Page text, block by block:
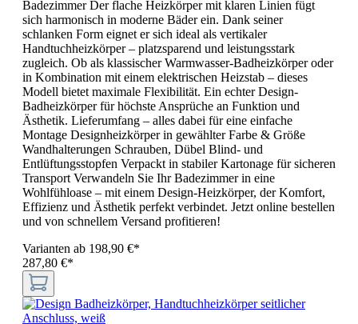
Badezimmer Der flache Heizkörper mit klaren Linien fügt
sich harmonisch in moderne Bäder ein. Dank seiner
schlanken Form eignet er sich ideal als vertikaler
Handtuchheizkörper – platzsparend und leistungsstark
zugleich. Ob als klassischer Warmwasser-Badheizkörper oder
in Kombination mit einem elektrischen Heizstab – dieses
Modell bietet maximale Flexibilität. Ein echter Design-
Badheizkörper für höchste Ansprüche an Funktion und
Ästhetik. Lieferumfang – alles dabei für eine einfache
Montage Designheizkörper in gewählter Farbe & Größe
Wandhalterungen Schrauben, Dübel Blind- und
Entlüftungsstopfen Verpackt in stabiler Kartonage für sicheren
Transport Verwandeln Sie Ihr Badezimmer in eine
Wohlfühloase – mit einem Design-Heizkörper, der Komfort,
Effizienz und Ästhetik perfekt verbindet. Jetzt online bestellen
und von schnellem Versand profitieren!
Varianten ab 198,90 €*
287,80 €*